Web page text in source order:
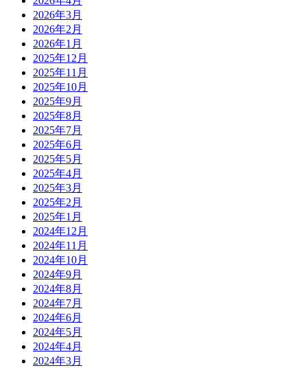
2026年3月
2026年2月
2026年1月
2025年12月
2025年11月
2025年10月
2025年9月
2025年8月
2025年7月
2025年6月
2025年5月
2025年4月
2025年3月
2025年2月
2025年1月
2024年12月
2024年11月
2024年10月
2024年9月
2024年8月
2024年7月
2024年6月
2024年5月
2024年4月
2024年3月